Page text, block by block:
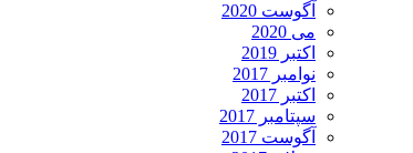
آگوست 2020
می 2020
اکتبر 2019
نوامبر 2017
اکتبر 2017
سپتامبر 2017
آگوست 2017